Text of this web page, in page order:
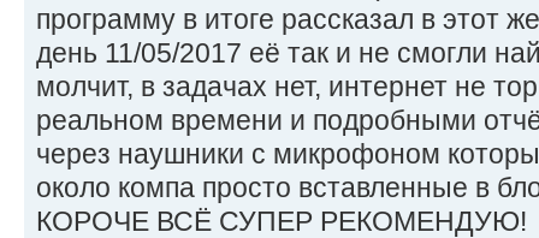
программу в итоге рассказал в этот
день 11/05/2017 её так и не смогли
молчит, в задачах нет, интернет не
реальном времени и подробными
через наушники с микрофоном
около компа просто вставленные в
КОРОЧЕ ВСЁ СУПЕР РЕКОМЕНДУЮ!